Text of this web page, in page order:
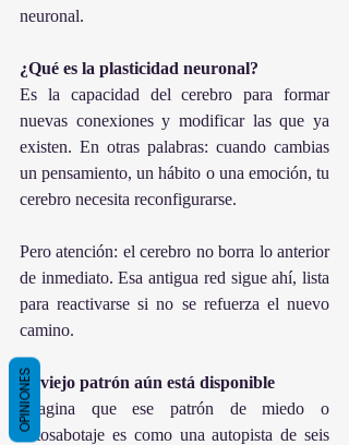
neuronal.
¿Qué es la plasticidad neuronal?
Es la capacidad del cerebro para formar
nuevas conexiones y modificar las que ya
existen. En otras palabras: cuando cambias
un pensamiento, un hábito o una emoción, tu
cerebro necesita reconfigurarse.
Pero atención: el cerebro no borra lo anterior
de inmediato. Esa antigua red sigue ahí, lista
para reactivarse si no se refuerza el nuevo
camino.
El viejo patrón aún está disponible
Imagina que ese patrón de miedo o
autosabotaje es como una autopista de seis
OPINIONES